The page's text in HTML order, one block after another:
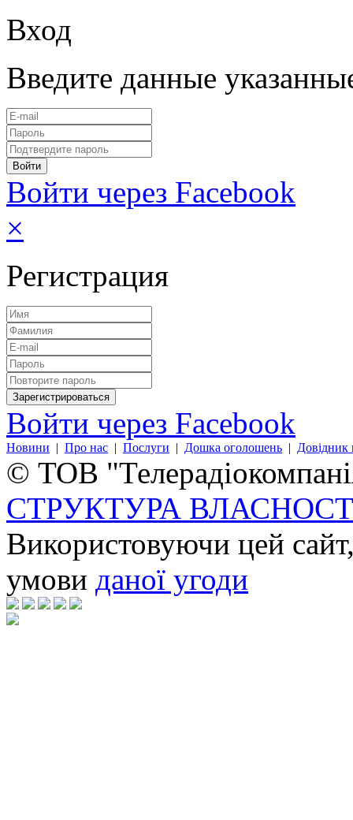
Вход
Введите данные
Войти через Facebook
×
Регистрация
Войти через Facebook
Новини | Про нас | Послуги | Дошка оголошень | Довідник
© ТОВ
СТРУКТУРА
Використовуючи цей
умови даної угоди